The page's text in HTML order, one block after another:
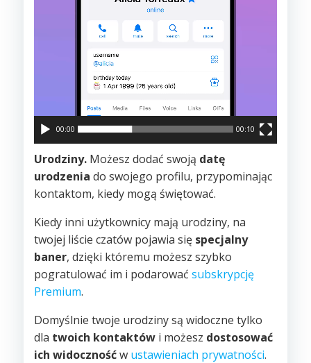
00:00 00:10
Urodziny. Możesz dodać swoją datę
urodzenia do swojego profilu, przypominając
kontaktom, kiedy mogą świętować.
Kiedy inni użytkownicy mają urodziny, na
twojej liście czatów pojawia się specjalny
baner, dzięki któremu możesz szybko
pogratulować im i podarować subskrypcję
Premium.
Domyślnie twoje urodziny są widoczne tylko
dla twoich kontaktów i możesz dostosować
ich widocznośćw ustawieniach prywatności.